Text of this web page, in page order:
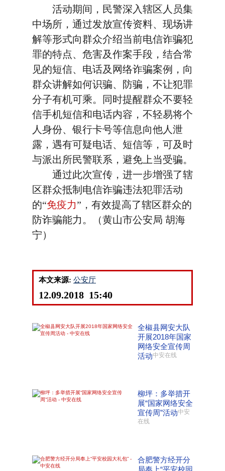
活动期间，民警深入辖区人员集
中场所，通过发放宣传资料、现场讲
解等形式向群众介绍当前电信诈骗犯
罪的特点、危害及作案手段，结合常
见的短信、电话及网络诈骗案例，向
群众讲解如何识骗、防骗，不让犯罪
分子有机可乘。同时提醒群众不要轻
信手机短信和电话内容，不轻易将个
人身份、银行卡号等信息向他人泄
露，遇有可疑电话、短信等，可及时
与派出所民警联系，避免上当受骗。
通过此次宣传，进一步增强了辖
区群众抵制电信诈骗违法犯罪活动
的“免疫力”，有效提高了辖区群众的
防诈骗能力。（黄山市公安局 胡海
宁）
本文来源: 公安厅
12.09.2018 15:40
全椒县网安大队
开展2018年国家
网络安全宣传周
活动中安在线
柳坪：多举措开
展“国家网络安全
宣传周”活动中安
在线
合肥警方经开分
局奉上“平安校园